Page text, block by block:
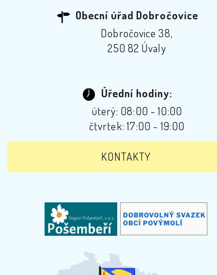
Obecní úřad Dobročovice
Dobročovice 38,
250 82 Úvaly
Úřední hodiny:
úterý: 08:00 - 10:00
čtvrtek: 17:00 - 19:00
KONTAKTY